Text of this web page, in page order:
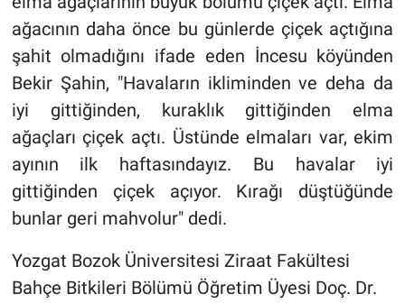
ağacının daha önce bu günlerde çiçek açtığına
şahit olmadığını ifade eden İncesu köyünden
Bekir Şahin, "Havaların ikliminden ve deha da
iyi gittiğinden, kuraklık gittiğinden elma
ağaçları çiçek açtı. Üstünde elmaları var, ekim
ayının ilk haftasındayız. Bu havalar iyi
gittiğinden çiçek açıyor. Kırağı düştüğünde
bunlar geri mahvolur" dedi.
Yozgat Bozok Üniversitesi Ziraat Fakültesi
Bahçe Bitkileri Bölümü Öğretim Üyesi Doç. Dr.
Günün görüntüsü
Haber
İlan
Kimdir
Koronavirüs